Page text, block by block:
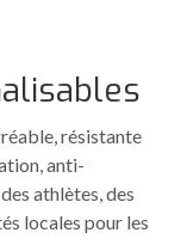
résistante
anti-
athlètes, des
locales pour les